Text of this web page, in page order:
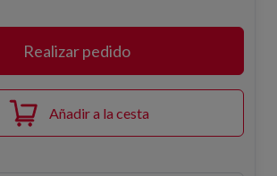
Realizar pedido
Añadir a la cesta